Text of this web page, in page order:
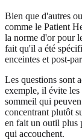
Bien que d'autres
comme le Patient
la norme d'or pour
fait qu'il a été
enceintes et post-
Les questions sont
exemple, il évite les
sommeil qui
concentrant plutôt
en fait un outil plus
qui accouchent.